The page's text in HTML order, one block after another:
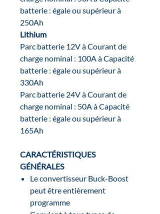
batterie : égale ou supérieur à
250Ah
Lithium
Parc batterie 12V à Courant de
charge nominal : 100A à Capacité
batterie : égale ou supérieur à
330Ah
Parc batterie 24V à Courant de
charge nominal : 50A à Capacité
batterie : égale ou supérieur à
165Ah
CARACTÉRISTIQUES
GÉNÉRALES
Le convertisseur Buck-Boost
peut être entièrement
programme